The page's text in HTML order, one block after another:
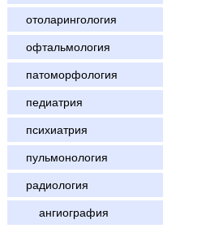
отоларингология
офтальмология
патоморфология
педиатрия
психиатрия
пульмонология
радиология
ангиография